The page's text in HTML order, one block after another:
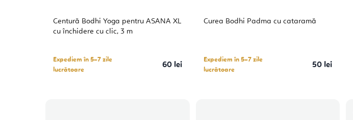
Centură Bodhi Yoga pentru ASANA XL
cu închidere cu clic, 3 m
60 lei
Expediem în 5–7 zile
lucrătoare
Curea Bodhi Padma cu cataramă
50 lei
Expediem în 5–7 zile
lucrătoare